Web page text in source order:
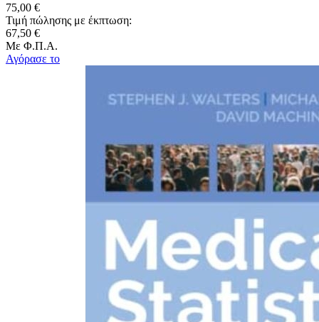
75,00 €
Τιμή πώλησης με έκπτωση:
67,50 €
Με Φ.Π.Α.
Αγόρασε το